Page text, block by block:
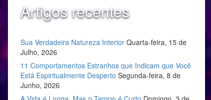
Artigos recentes
Sua Verdadeira Natureza Interior Quarta-feira, 15 de
Julho, 2026
11 Comportamentos Estranhos que Indicam que Você
Está Espiritualmente Desperto Segunda-feira, 8 de
Junho, 2026